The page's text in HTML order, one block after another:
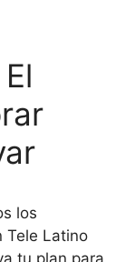
los
Tele Latino
tu plan para